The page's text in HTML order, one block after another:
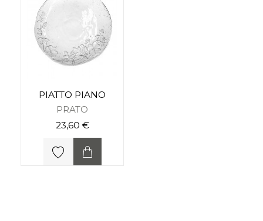
PIATTO PIANO
PRATO
23,60 €